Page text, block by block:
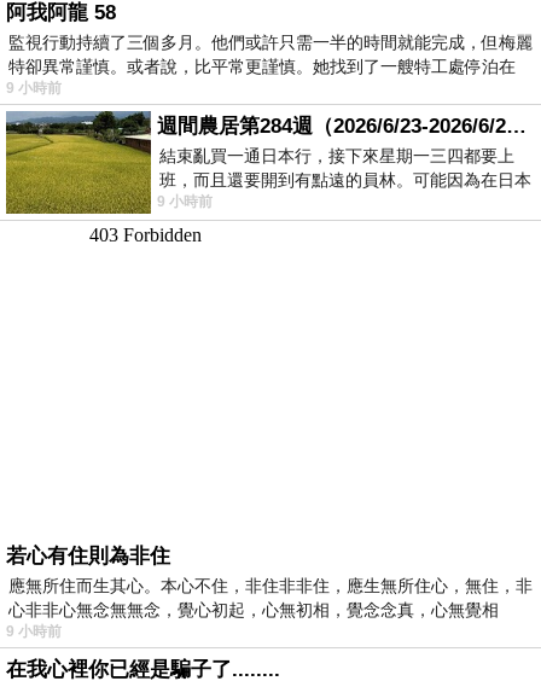
阿我阿龍 58
監視行動持續了三個多月。他們或許只需一半的時間就能完成，但梅麗
特卻異常謹慎。或者說，比平常更謹慎。她找到了一艘特工處停泊在
9 小時前
週間農居第284週（2026/6/23-2026/6/24) 夏至 金黃稻浪洋溢豐收喜悅
結束亂買一通日本行，接下來星期一三四都要上
班，而且還要開到有點遠的員林。可能因為在日本
花不少錢，星期一出門上班時，心裡沒有一
9 小時前
若心有住則為非住
應無所住而生其心。本心不住，非住非非住，應生無所住心，無住，非
心非非心無念無無念，覺心初起，心無初相，覺念念真，心無覺相
9 小時前
在我心裡你已經是騙子了........